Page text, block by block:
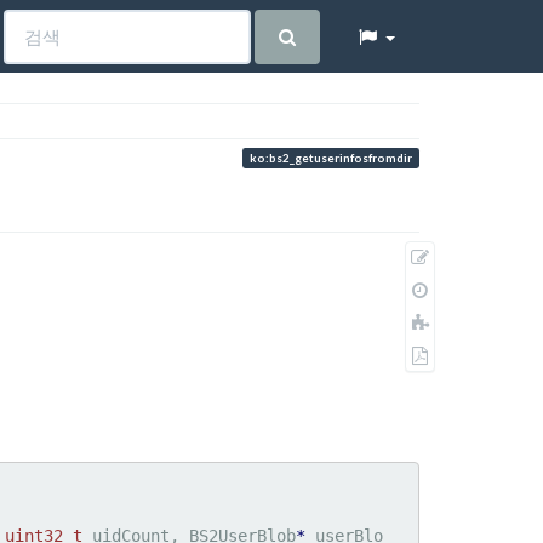
ko:bs2_getuserinfosfromdir
uint32_t uidCount, BS2UserBlob* userBlo